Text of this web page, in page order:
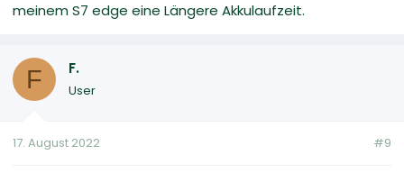
meinem S7 edge eine Längere Akkulaufzeit.
F F.
User
17. August 2022 #9